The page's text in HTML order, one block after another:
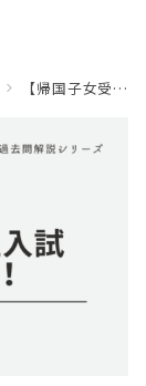
【帰国子女受験】洗足学園中学 帰国生入試 2016年の算数過去問の問題を一部を解説します！①